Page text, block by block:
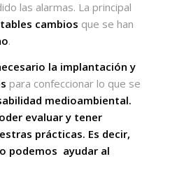
las alarmas. La principal
cambios que se han
.
la implantación y
para confeccionar lo que se
medioambiental.
evaluar y tener
prácticas. Es decir,
podemos ayudar al